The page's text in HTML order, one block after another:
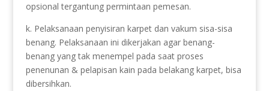
opsional tergantung permintaan pemesan.
k. Pelaksanaan penyisiran karpet dan vakum sisa-sisa
benang. Pelaksanaan ini dikerjakan agar benang-
benang yang tak menempel pada saat proses
penenunan & pelapisan kain pada belakang karpet, bisa
dibersihkan.